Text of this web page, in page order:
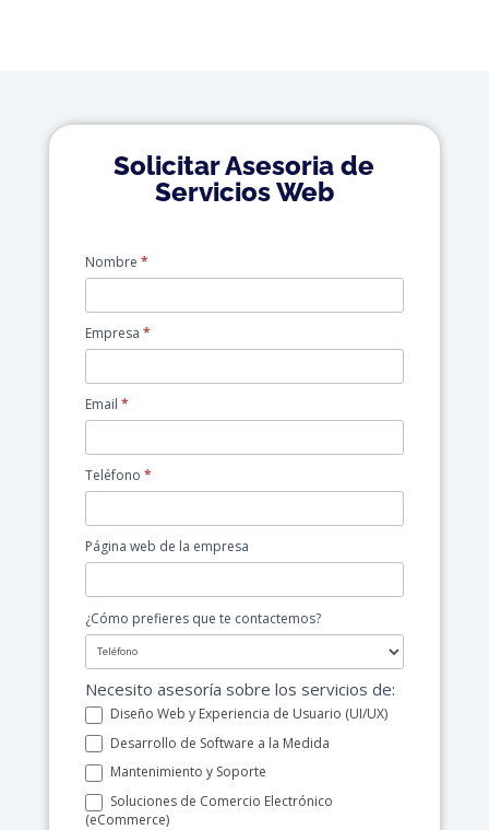
Solicitar Asesoria de
Servicios Web
solicitud_de_asesoria
Nombre *
Empresa *
Email *
Teléfono *
Página web de la empresa
¿Cómo prefieres que te contactemos?
¿Cómo
prefieres
que
te
contactemos?
Necesito asesoría sobre los servicios de:
Diseño Web y Experiencia de Usuario (UI/UX)
Desarrollo de Software a la Medida
Mantenimiento y Soporte
Soluciones de Comercio Electrónico
(eCommerce)